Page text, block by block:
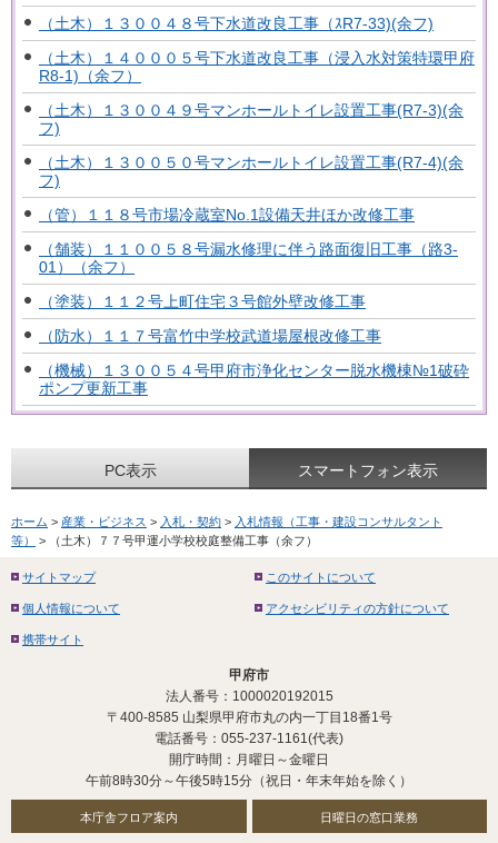
（土木）１３００４８号下水道改良工事（ｽR7-33)(余フ)
（土木）１４０００５号下水道改良工事（浸入水対策特環甲府
R8-1)（余フ）
（土木）１３００４９号マンホールトイレ設置工事(R7-3)(余
フ)
（土木）１３００５０号マンホールトイレ設置工事(R7-4)(余
フ)
（管）１１８号市場冷蔵室No.1設備天井ほか改修工事
（舗装）１１００５８号漏水修理に伴う路面復旧工事（路3-
01）（余フ）
（塗装）１１２号上町住宅３号館外壁改修工事
（防水）１１７号富竹中学校武道場屋根改修工事
（機械）１３００５４号甲府市浄化センター脱水機棟№1破砕
ポンプ更新工事
PC表示 スマートフォン表示
ホーム > 産業・ビジネス > 入札・契約 > 入札情報（工事・建設コンサルタント
等）
> （土木）７７号甲運小学校校庭整備工事（余フ）
サイトマップ このサイトについて
個人情報について アクセシビリティの方針について
携帯サイト
甲府市
法人番号：1000020192015
〒400-8585 山梨県甲府市丸の内一丁目18番1号
電話番号：055-237-1161(代表)
開庁時間：月曜日～金曜日
午前8時30分～午後5時15分（祝日・年末年始を除く）
本庁舎フロア案内 日曜日の窓口業務